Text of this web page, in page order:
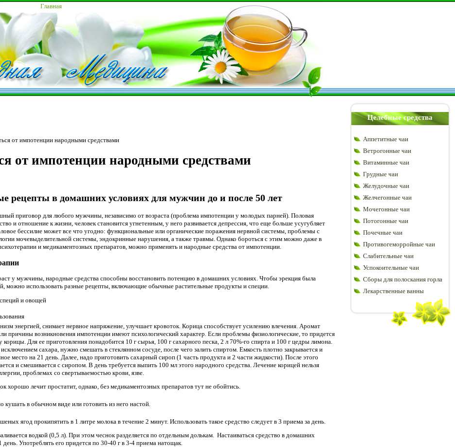
Главная
от импотенции народными средствами
от импотенции народными средствами
рецепты в домашних условиях для мужчин до и после 50 лет
приговор для любого мужчины, независимо от возраста (проблема импотенции у молодых парней). Половая
и отношение к жизни, человек становится угнетенным, у него развивается депрессия, что еще больше усугубляет
бессилие может все что угодно: функциональные или органические поражения нервной системы, проблемы с
мочевыделительной системы, эндокринные нарушения, а также травмы. Однако бороться с этим можно даже в
и медикаментозных препаратов, можно применять и народные средства от импотенции.
у мужчины, народные средства способны восстановить потенцию в домашних условиях. Чтобы эрекция была
можно использовать разные рецепты, включающие обычные растительные продукты и специи.
и овощей
энергией, снимает нервное напряжение, улучшает кровоток. Корица способствует усилению влечения. Аромат
причины возникновения импотенции имеют психологический характер. Если проблемы физиологические, то придется
корицы. Для ее приготовления понадобится 10 г сырья, 100 г сахарного песка, 2 л 70%-го спирта и 100 г цедры лимона.
сахара, нужно смешать в стеклянном сосуде, после чего залить спиртом. Емкость плотно закрывается и
место на 21 день. Далее, надо приготовить сахарный сироп (1 часть продукта и 2 части жидкости). После этого
и смешивается с сиропом. В день требуется выпить 100 мл этого народного средства. Лечение корицей нельзя
проблемах со свертываемостью крови, язве.
хорошо лечит простатит, однако, без медикаментозных препаратов тут не обойтись.
в обычном виде или готовить из него настой.
ягод прокипятить в 1 литре молока в течение 2 минут. Использовать такое средство следует в 3 приема за день.
водкой (0,5 л). При этом чеснок разделяется по отдельным долькам. Настаиваться средство в домашних
Употреблять его придется по 30-40 г в 3-4 приема натощак.
Целебные средства
Аппетитные чаи
Ветрогонные чаи
Витаминные чаи
Грудные чаи
Желудочные чаи
Желчегонные чаи
Мочегонные чаи
Потогонные чаи
Почечные чаи
Противогеморройные чаи
Слабительные чаи
Успокоительные чаи
Сборы для полоскания горла
Лекарственные ванны